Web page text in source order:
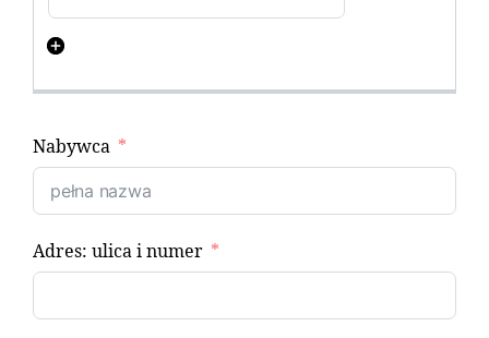
Nabywca
Adres: ulica i numer